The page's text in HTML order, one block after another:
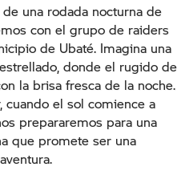
una rodada nocturna de
con el grupo de raiders
de Ubaté. Imagina una
donde el rugido de
la brisa fresca de la noche.
cuando el sol comience a
prepararemos para una
que promete ser una